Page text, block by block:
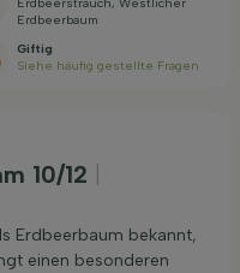
Erdbeerbaum
Giftig
Siehe häufig gestellte Fragen
10/12
Erdbeerbaum bekannt,
einen besonderen